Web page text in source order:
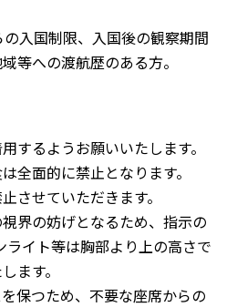
入国制限、入国後の観察期間
等への渡航歴のある方。
するようお願いいたします。
全面的に禁止となります。
させていただきます。
界の妨げとなるため、指示の
イト等は胸部より上の高さで
ます。
保つため、不要な座席からの